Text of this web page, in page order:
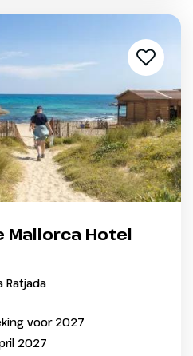
Mallorca Hotel
Ratjada
voor 2027
2027